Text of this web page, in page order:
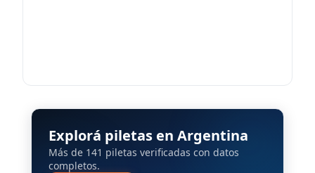
Explorá piletas en Argentina
Más de 141 piletas verificadas con datos
completos.